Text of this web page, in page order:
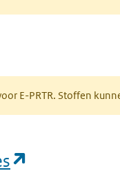
E-PRTR. Stoffen